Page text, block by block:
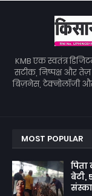
KMB एक स्वतंत्र
सटीक, निष्पक्ष और
बिज़नेस, टेक्नोलॉजी और
MOST POPULAR
बेटी,